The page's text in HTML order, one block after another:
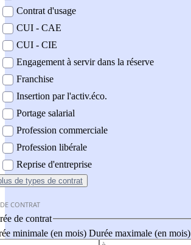
Contrat d'usage
CUI - CAE
CUI - CIE
Engagement à servir dans la réserve
Franchise
Insertion par l'activ.éco.
Portage salarial
Profession commerciale
Profession libérale
Reprise d'entreprise
de types de contrat
CONTRAT
de contrat
minimale (en mois) Durée maximale (en mois)